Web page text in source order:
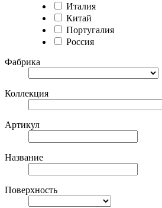
Италия
Китай
Португалия
Россия
Фабрика
Коллекция
Артикул
Название
Поверхность